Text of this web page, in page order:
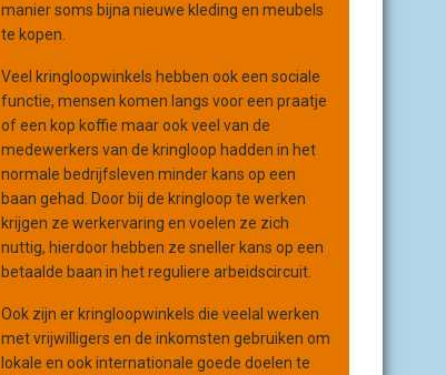
manier soms bijna nieuwe kleding en meubels
te kopen.
Veel kringloopwinkels hebben ook een sociale
functie, mensen komen langs voor een praatje
of een kop koffie maar ook veel van de
medewerkers van de kringloop hadden in het
normale bedrijfsleven minder kans op een
baan gehad. Door bij de kringloop te werken
krijgen ze werkervaring en voelen ze zich
nuttig, hierdoor hebben ze sneller kans op een
betaalde baan in het reguliere arbeidscircuit.
Ook zijn er kringloopwinkels die veelal werken
met vrijwilligers en de inkomsten gebruiken om
lokale en ook internationale goede doelen te